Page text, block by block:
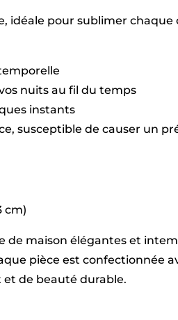
-
cm
+
x
(63
pour sublimer chaque
nuits au fil du temps
instants
susceptible de causer un
cm)
maison élégantes et
pièce est confectionnée
et de beauté durable.